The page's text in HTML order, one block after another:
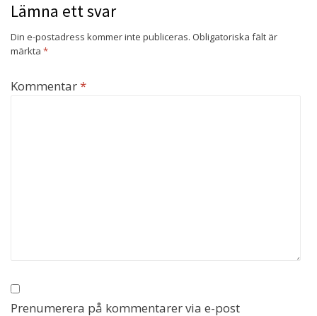
Lämna ett svar
Din e-postadress kommer inte publiceras. Obligatoriska fält är
märkta *
Kommentar*
Prenumerera på kommentarer via e-post